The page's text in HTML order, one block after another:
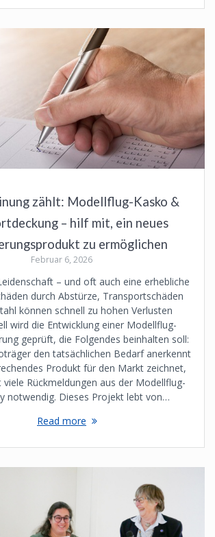
zählt: Modellflug-Kasko &
– hilf mit, ein neues
zu ermöglichen
Februar 6, 2026
– und oft auch eine erhebliche
durch Abstürze, Transportschäden
können schnell zu hohen Verlusten
wird die Entwicklung einer Modellflug-
geprüft, die Folgendes beinhalten soll:
den tatsächlichen Bedarf anerkennt
Produkt für den Markt zeichnet,
viele Rückmeldungen aus der Modellflug-
notwendig. Dieses Projekt lebt von…
Read more